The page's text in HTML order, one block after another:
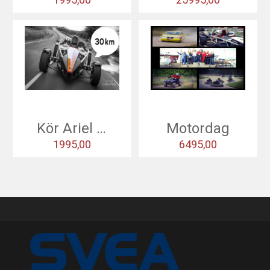
instrumenten - 1: ans växel i – varv, ok –
temperatur, ok – oljetryck, ok, sedan bara vänta
på klartecken från instruktören att ge dig ut på
banan. Ditt livs äventyr kan börja!
Där vi bl.a. går igenom olika spårval, gas och
som avrundas med en banvandring för att se
det bästa spåret runt racerbanan, ledda av
instruktörer med lång tävlings och
Kör Ariel Atom +
1995,00
Motordag
6495,00